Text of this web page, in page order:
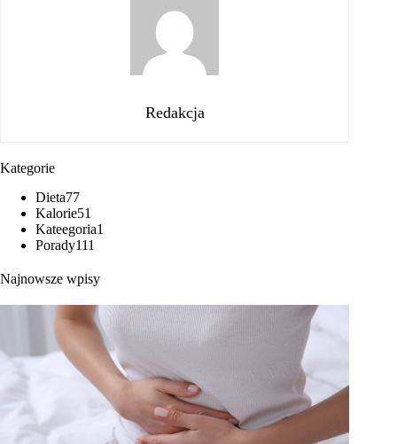
Redakcja
Kategorie
Dieta77
Kalorie51
Kateegoria1
Porady111
Najnowsze wpisy